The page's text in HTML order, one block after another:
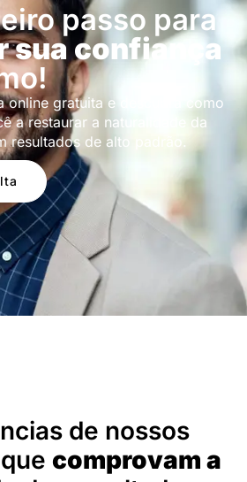
passo para
sua confiança
online gratuita e descubra como
a restaurar a naturalidade da
resultados de alto padrão.
de nossos
comprovam a